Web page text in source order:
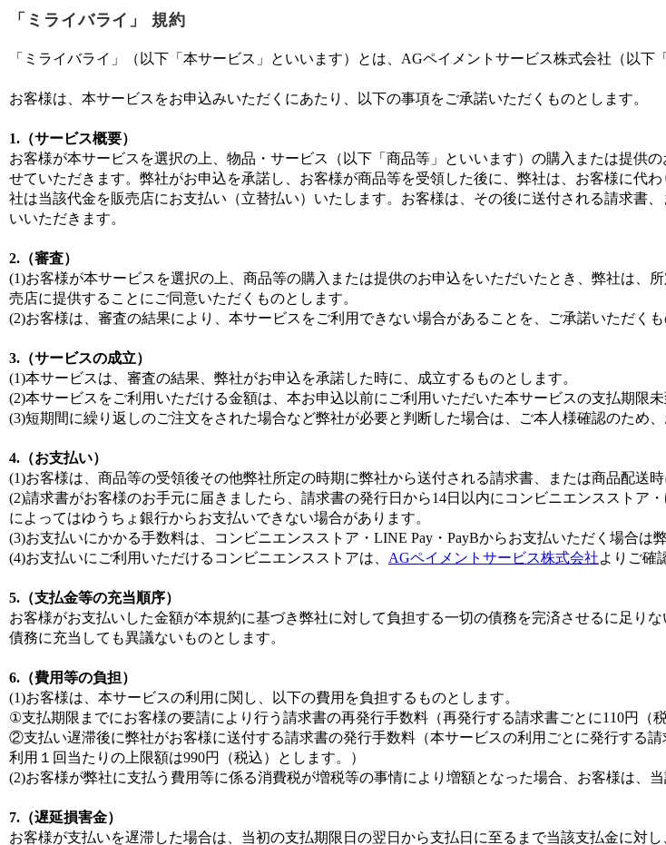
「ミライバライ」 規約
「ミライバライ」（以下「本サービス」といいます）とは、AGペイメントサービス株式会社（以下
お客様は、本サービスをお申込みいただくにあたり、以下の事項をご承諾いただくものとします。
1.（サービス概要）
お客様が本サービスを選択の上、物品・サービス（以下「商品等」といいます）の購入または提供
せていただきます。弊社がお申込を承諾し、お客様が商品等を受領した後に、弊社は、お客様に代
社は当該代金を販売店にお支払い（立替払い）いたします。お客様は、その後に送付される請求書
いいただきます。
2.（審査）
(1)お客様が本サービスを選択の上、商品等の購入または提供のお申込をいただいたとき、弊社は、
売店に提供することにご同意いただくものとします。
(2)お客様は、審査の結果により、本サービスをご利用できない場合があることを、ご承諾いただくも
3.（サービスの成立）
(1)本サービスは、審査の結果、弊社がお申込を承諾した時に、成立するものとします。
(2)本サービスをご利用いただける金額は、本お申込以前にご利用いただいた本サービスの支払期限
(3)短期間に繰り返しのご注文をされた場合など弊社が必要と判断した場合は、ご本人様確認のため
4.（お支払い）
(1)お客様は、商品等の受領後その他弊社所定の時期に弊社から送付される請求書、または商品配送
(2)請求書がお客様のお手元に届きましたら、請求書の発行日から14日以内にコンビニエンスストア
によってはゆうちょ銀行からお支払いできない場合があります。
(3)お支払いにかかる手数料は、コンビニエンスストア・LINE Pay・PayBからお支払いただく場合
(4)お支払いにご利用いただけるコンビニエンスストアは、 AGペイメントサービス株式会社よりご確
5.（支払金等の充当順序）
お客様がお支払いした金額が本規約に基づき弊社に対して負担する一切の債務を完済させるに足り
債務に充当しても異議ないものとします。
6.（費用等の負担）
(1)お客様は、本サービスの利用に関し、以下の費用を負担するものとします。
①支払期限までにお客様の要請により行う請求書の再発行手数料（再発行する請求書ごとに110円（税
②支払い遅滞後に弊社がお客様に送付する請求書の発行手数料（本サービスの利用ごとに発行する
利用１回当たりの上限額は990円（税込）とします。）
(2)お客様が弊社に支払う費用等に係る消費税が増税等の事情により増額となった場合、お客様は、
7.（遅延損害金）
お客様が支払いを遅滞した場合は、当初の支払期限日の翌日から支払日に至るまで当該支払金に対